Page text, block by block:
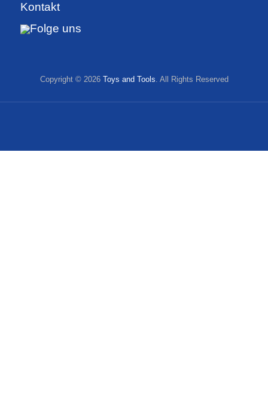
Kontakt
Folge uns
Copyright © 2026 Toys and Tools. All Rights Reserved